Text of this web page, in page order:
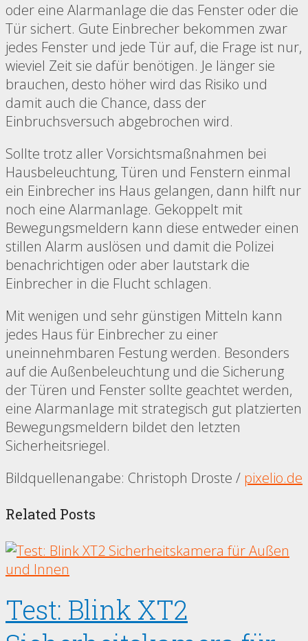
oder eine Alarmanlage die das Fenster oder die
Tür sichert. Gute Einbrecher bekommen zwar
jedes Fenster und jede Tür auf, die Frage ist nur,
wieviel Zeit sie dafür benötigen. Je länger sie
brauchen, desto höher wird das Risiko und
damit auch die Chance, dass der
Einbruchsversuch abgebrochen wird.
Sollte trotz aller Vorsichtsmaßnahmen bei
Hausbeleuchtung, Türen und Fenstern einmal
ein Einbrecher ins Haus gelangen, dann hilft nur
noch eine Alarmanlage. Gekoppelt mit
Bewegungsmeldern kann diese entweder einen
stillen Alarm auslösen und damit die Polizei
benachrichtigen oder aber lautstark die
Einbrecher in die Flucht schlagen.
Mit wenigen und sehr günstigen Mitteln kann
jedes Haus für Einbrecher zu einer
uneinnehmbaren Festung werden. Besonders
auf die Außenbeleuchtung und die Sicherung
der Türen und Fenster sollte geachtet werden,
eine Alarmanlage mit strategisch gut platzierten
Bewegungsmeldern bildet den letzten
Sicherheitsriegel.
Bildquellenangabe: Christoph Droste / pixelio.de
Related Posts
Test: Blink XT2